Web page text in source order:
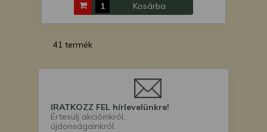
Kosárba
41 termék
IRATKOZZ FEL hírlevelünkre!
Értesülj akcióinkról,
újdonságainkról.